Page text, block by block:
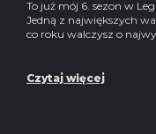
To już mój 6. sezon w
Jedną z największych
co roku walczysz o
Czytaj więcej